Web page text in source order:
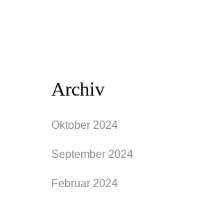
Archiv
Oktober 2024
September 2024
Februar 2024